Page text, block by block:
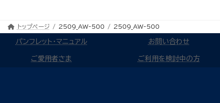
トップページ 2509_AW-500 2509_AW-500
パンフレット・マニュアル お問い合わせ
ご愛用者さま ご利用を検討中の方